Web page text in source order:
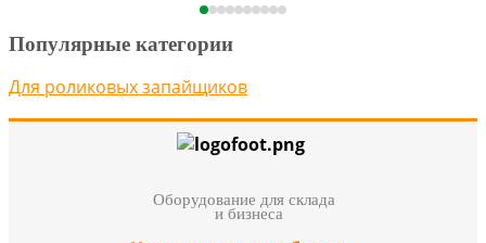
Популярные категории
Для роликовых запайщиков
Оборудование для склада
и бизнеса